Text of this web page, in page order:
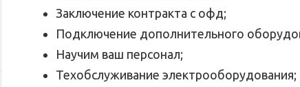
Заключение контракта с офд;
Подключение дополнительного
Научим ваш персонал;
Техобслуживание электрооборудования;